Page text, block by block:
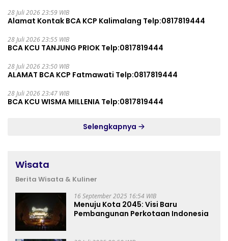
28 Juli 2026 23:59 WIB
Alamat Kontak BCA KCP Kalimalang Telp:0817819444
28 Juli 2026 23:55 WIB
BCA KCU TANJUNG PRIOK Telp:0817819444
28 Juli 2026 23:50 WIB
ALAMAT BCA KCP Fatmawati Telp:0817819444
28 Juli 2026 23:47 WIB
BCA KCU WISMA MILLENIA Telp:0817819444
Selengkapnya
Wisata
Berita Wisata & Kuliner
16 September 2025 16:54 WIB
Menuju Kota 2045: Visi Baru
Pembangunan Perkotaan Indonesia